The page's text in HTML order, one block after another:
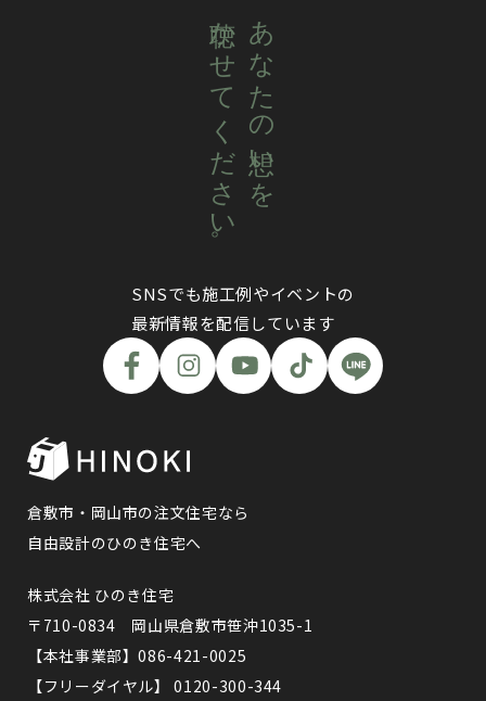
あなたの想いを
聴かせてください。
SNSでも施工例やイベントの
最新情報を配信しています
倉敷市・岡山市の注文住宅なら
自由設計のひのき住宅へ
株式会社 ひのき住宅
〒710-0834 岡山県倉敷市笹沖1035-1
【本社事業部】086-421-0025
【フリーダイヤル】 0120-300-344